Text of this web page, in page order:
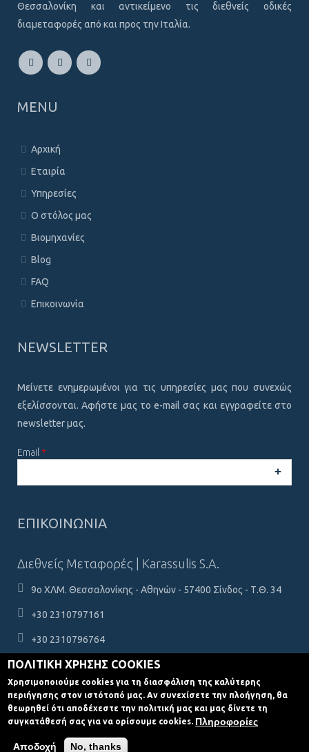
Θεσσαλονίκη και αντικείμενο τις διεθνείς οδικές
διαμεταφορές από και προς την Ιταλία.
MENU
Αρχική
Εταιρία
Υπηρεσίες
Ο στόλος μας
Βιομηχανίες
Blog
FAQ
Επικοινωνία
NEWSLETTER
Μείνετε ενημερωμένοι για τις υπηρεσίες μας που συνεχώς
εξελίσσονται. Αφήστε μας το e-mail σας και εγγραφείτε στο
newsletter μας.
Email*
question is
not you are a
visitor and to
prevent
automated
spam
submissions.
5+2
ΕΠΙΚΟΙΝΩΝΙΑ
Διεθνείς Μεταφορές | Karassulis S.A.
9ο ΧΛΜ. Θεσσαλονίκης - Αθηνών - 57400 Σίνδος - Τ.Θ. 34
+30 2310797161
+30 2310796764
karassulis@karassulis.gr
Διεθνείς Μεταφορές | Karassulis S.A. © 2020Κατασκευή ιστοσελίδων Istology
| Web & Marketing Solutions
ΠΟΛΙΤΙΚΗ ΧΡΗΣΗΣ COOKIES
Χρησιμοποιούμε cookies για τη διασφάλιση της καλύτερης
περιήγησης στον ιστότοπό μας. Αν συνεχίσετε την πλοήγηση, θα
θεωρηθεί ότι αποδέχεστε την πολιτική μας και μας δίνετε τη
συγκατάθεσή σας για να ορίσουμε cookies. Πληροφορίες
Αποδοχή No, thanks